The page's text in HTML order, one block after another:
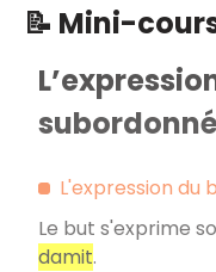
📝 Mini-
L'expression du
Le but s'exprime
damit.